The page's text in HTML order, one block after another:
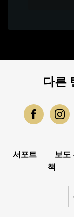
다른
서포트 보도
책